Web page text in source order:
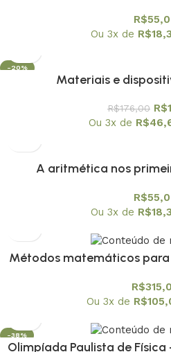
R$
Ou 3x de R$
-20%
Materiais e
R$176,00 R$
Ou 3x de R$
A aritmética nos
R$
Ou 3x de R$
Métodos matemáticos para
R$
Ou 3x de R$
-38%
Olimpíada Paulista de